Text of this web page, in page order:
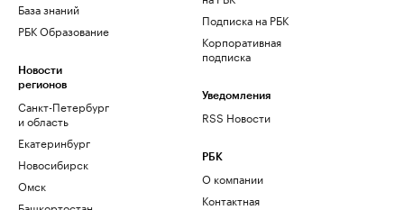
База знаний
РБК Образование
Новости
регионов
Санкт-Петербург
и область
Екатеринбург
Новосибирск
Омск
Подписка на РБК
Корпоративная
подписка
Уведомления
RSS Новости
РБК
О компании
Контактная